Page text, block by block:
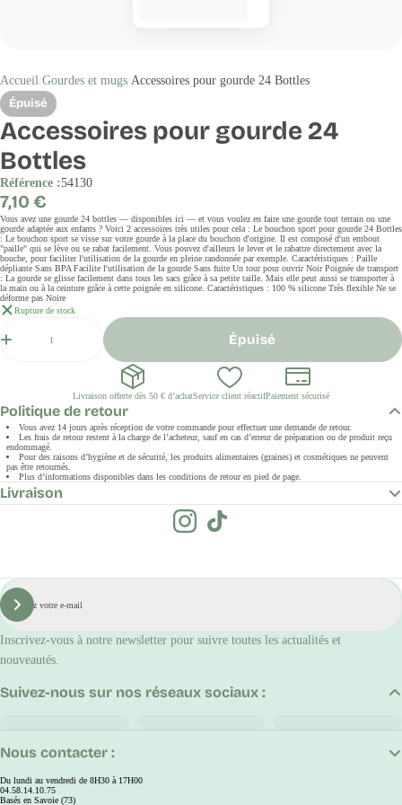
Accueil Gourdes et mugs Accessoires pour gourde 24 Bottles
Épuisé
Accessoires pour gourde 24
Bottles
Référence :54130
Prix
régulier
7,10 €
Vous avez une gourde 24 bottles — disponibles ici — et vous voulez en faire une gourde tout terrain ou une
gourde adaptée aux enfants ? Voici 2 accessoires très utiles pour cela : Le bouchon sport pour gourde 24 Bottles
: Le bouchon sport se visse sur votre gourde à la place du bouchon d'origine. Il est composé d'un embout
"paille" qui se lève ou se rabat facilement. Vous pouvez d'ailleurs le lever et le rabattre directement avec la
bouche, pour faciliter l'utilisation de la gourde en pleine randonnée par exemple. Caractéristiques : Paille
dépliante Sans BPA Facilite l'utilisation de la gourde Sans fuite Un tour pour ouvrir Noir Poignée de transport
: La gourde se glisse facilement dans tous les sacs grâce à sa petite taille. Mais elle peut aussi se transporter à
la main ou à la ceinture grâce à cette poignée en silicone. Caractéristiques : 100 % silicone Très flexible Ne se
déforme pas Noire
Rupture de stock
Épuisé
Livraison offerte dès 50 € d’achatService client réactifPaiement sécurisé
Politique de retour
Vous avez 14 jours après réception de votre commande pour effectuer une demande de retour.
Les frais de retour restent à la charge de l’acheteur, sauf en cas d’erreur de préparation ou de produit reçu
endommagé.
Pour des raisons d’hygiène et de sécurité, les produits alimentaires (graines) et cosmétiques ne peuvent
pas être retournés.
Plus d’informations disponibles dans les conditions de retour en pied de page.
Livraison
E-
mail
S'inscrire
Inscrivez-vous à notre newsletter pour suivre toutes les actualités et
nouveautés.
Nous contacter :
Du lundi au vendredi de 8H30 à 17H00
04.58.14.10.75
Basés en Savoie (73)
Suivez-nous sur nos réseaux sociaux :